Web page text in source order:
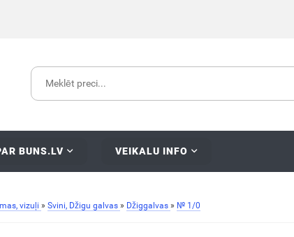
BUNS.LV VEIKALU INFO
vizuļi » Svini, Džigu galvas » Džiggalvas » № 1/0